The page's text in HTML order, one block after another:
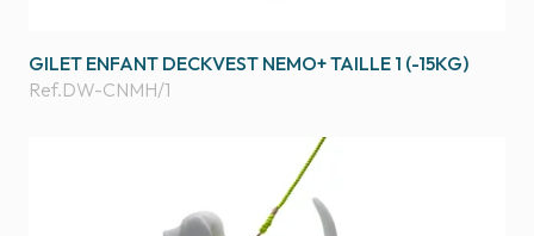
GILET ENFANT DECKVEST NEMO+ TAILLE 1 (-15KG)
Ref.DW-CNMH/1